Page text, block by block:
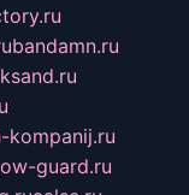
bandamn.ru
guard.ru